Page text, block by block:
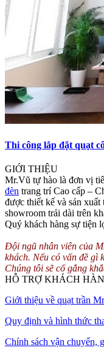
Thi công lắp đặt quạt
GIỚI THIỆU
Mr.Vũ tự hào là đơn vị
đèn trang trí Cao cấp –
được thiết kế và sản
showroom trải dài trên
Quý khách hàng sự tiện
Đội ngũ nhân viên của
khách. Nếu có vấn đề gì
Chúng tôi sẽ cố gắng
HỖ TRỢ KHÁCH
Giới thiệu về quạt trần
Quy định và hình thức
Chính sách vận chuyển,